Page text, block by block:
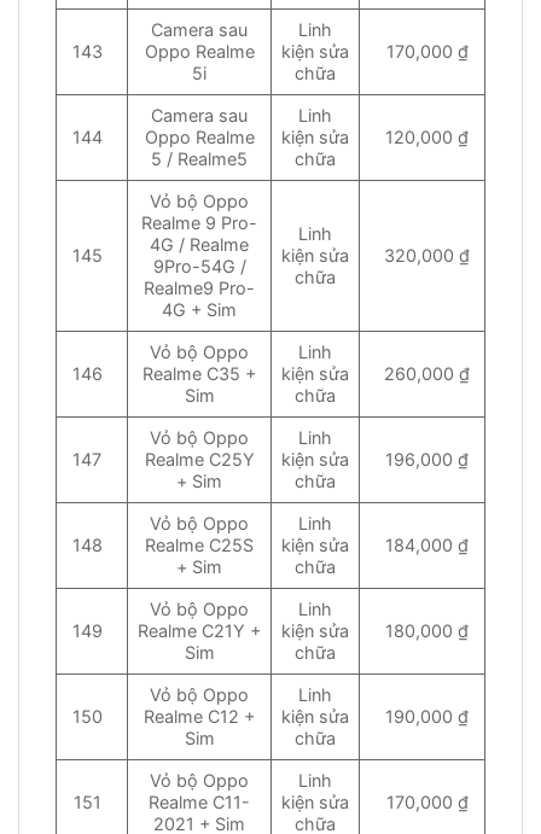
143
Camera sau
Oppo Realme
5i
Linh
kiện sửa
chữa
170,000 ₫
144
Camera sau
Oppo Realme
5 / Realme5
Linh
kiện sửa
chữa
120,000 ₫
145
Vỏ bộ Oppo
Realme 9 Pro-
4G / Realme
9Pro-54G /
Realme9 Pro-
4G + Sim
Linh
kiện sửa
chữa
320,000 ₫
146
Vỏ bộ Oppo
Realme C35 +
Sim
Linh
kiện sửa
chữa
260,000 ₫
147
Vỏ bộ Oppo
Realme C25Y
+ Sim
Linh
kiện sửa
chữa
196,000 ₫
148
Vỏ bộ Oppo
Realme C25S
+ Sim
Linh
kiện sửa
chữa
184,000 ₫
149
Vỏ bộ Oppo
Realme C21Y +
Sim
Linh
kiện sửa
chữa
180,000 ₫
150
Vỏ bộ Oppo
Realme C12 +
Sim
Linh
kiện sửa
chữa
190,000 ₫
151
Vỏ bộ Oppo
Realme C11-
2021 + Sim
Linh
kiện sửa
chữa
170,000 ₫